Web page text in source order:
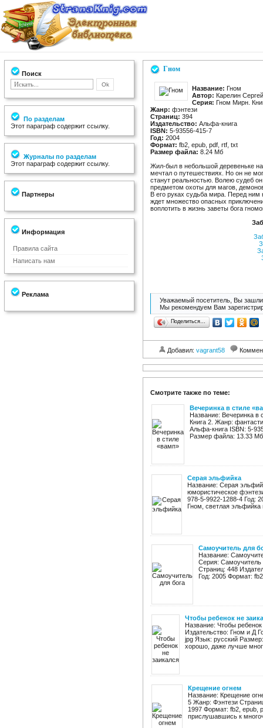
Поиск
По разделам
Этот параграф содержит ссылку.
Журналы по разделам
Этот параграф содержит ссылку.
Партнеры
Информация
Правила сайта
Написать нам
Реклама
Гном
Название: Гном
Автор: Карелин
Серия: Гном Мирн.
Жанр: фэнтези
Страниц: 394
Издательство: Альфа-книга
ISBN: 5-93556-415-7
Год: 2004
Формат: fb2, epub, pdf, rtf, txt
Размер файла: 8.24 Мб
Жил-был в небольшой деревеньке
мечтал о путешествиях. Но он не
станут реальностью. Волею судеб
предметом охоты для магов,
В его руках судьба мира. Перед ним
ждет множество опасных
воплотить в жизнь заветы бога
Уважаемый посетитель, Вы зашли
Мы рекомендуем Вам
Поделиться…
Добавил: vagrant58
Смотрите также по теме:
Вечеринка в стиле
Название: Вечеринка
Книга 2. Жанр:
Альфа-книга ISBN: 5-
Размер файла: 13.33
Серая эльфийка
Название: Серая
юмористическое
978-5-9922-1288-4 Год:
Гном, светлая эльфийка
Самоучитель для
Название:
Серия: Самоучитель
Страниц: 448
Год: 2005 Формат:
Чтобы ребенок не
Название: Чтобы
Издательство: Гном и Д
jpg Язык: русский
хорошо, даже лучше
Крещение огнем
Название: Крещение
5 Жанр: Фэнтези
1997 Формат: fb2, epub,
прислушавшись к